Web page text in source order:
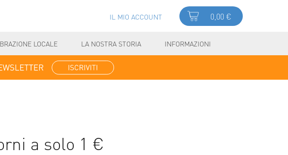
IL MIO ACCOUNT 0,00 €
LOCALE LA NOSTRA STORIA INFORMAZIONI
a solo 1 €